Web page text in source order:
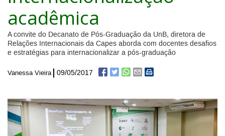
acadêmica
A convite do Decanato de Pós-Graduação da UnB, diretora de
Relações Internacionais da Capes aborda com docentes desafios
e estratégias para internacionalizar a pós-graduação
Vanessa Vieira 09/05/2017